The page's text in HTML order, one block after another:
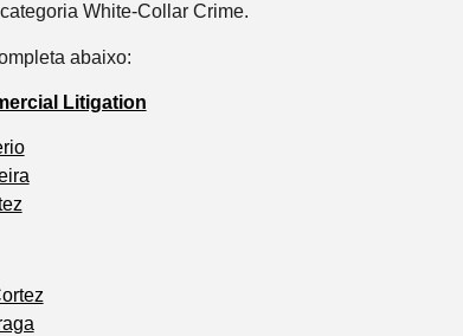
White-Collar Crime.
abaixo:
Litigation